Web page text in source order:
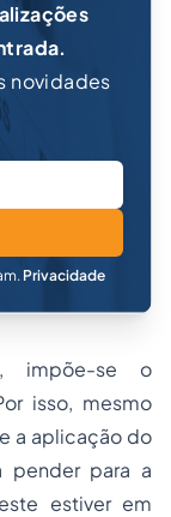
novidades
Privacidade
impõe-se o
isso, mesmo
a aplicação do
pender para a
estiver em